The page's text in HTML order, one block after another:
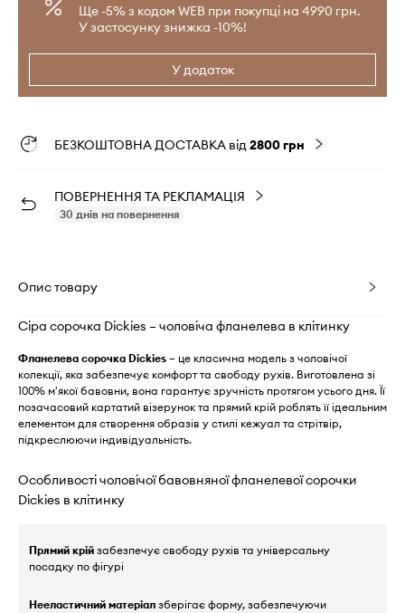
Ще -5% з кодом WEB при покупці на 4990 грн.
У застосунку знижка -10%!
У додаток
БЕЗКОШТОВНА ДОСТАВКА від2800 грн
ПОВЕРНЕННЯ ТА РЕКЛАМАЦІЯ
30 днів на повернення
Опис товару
Сіра сорочка Dickies – чоловіча фланелева в клітинку
Фланелева сорочка Dickies – це класична модель з чоловічої
колекції, яка забезпечує комфорт та свободу рухів. Виготовлена зі
100% м'якої бавовни, вона гарантує зручність протягом усього дня. Її
позачасовий картатий візерунок та прямий крій роблять її ідеальним
елементом для створення образів у стилі кежуал та стрітвір,
підкреслюючи індивідуальність.
Особливості чоловічої бавовняної фланелевої сорочки
Dickies в клітинку
Прямий крій забезпечує свободу рухів та універсальну
посадку по фігурі
Нееластичний матеріал зберігає форму, забезпечуючи